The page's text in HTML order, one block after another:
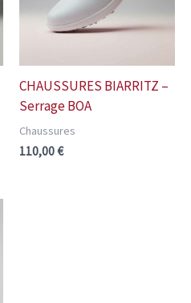
CHAUSSURES BIARRITZ –
Serrage BOA
Chaussures
110,00€